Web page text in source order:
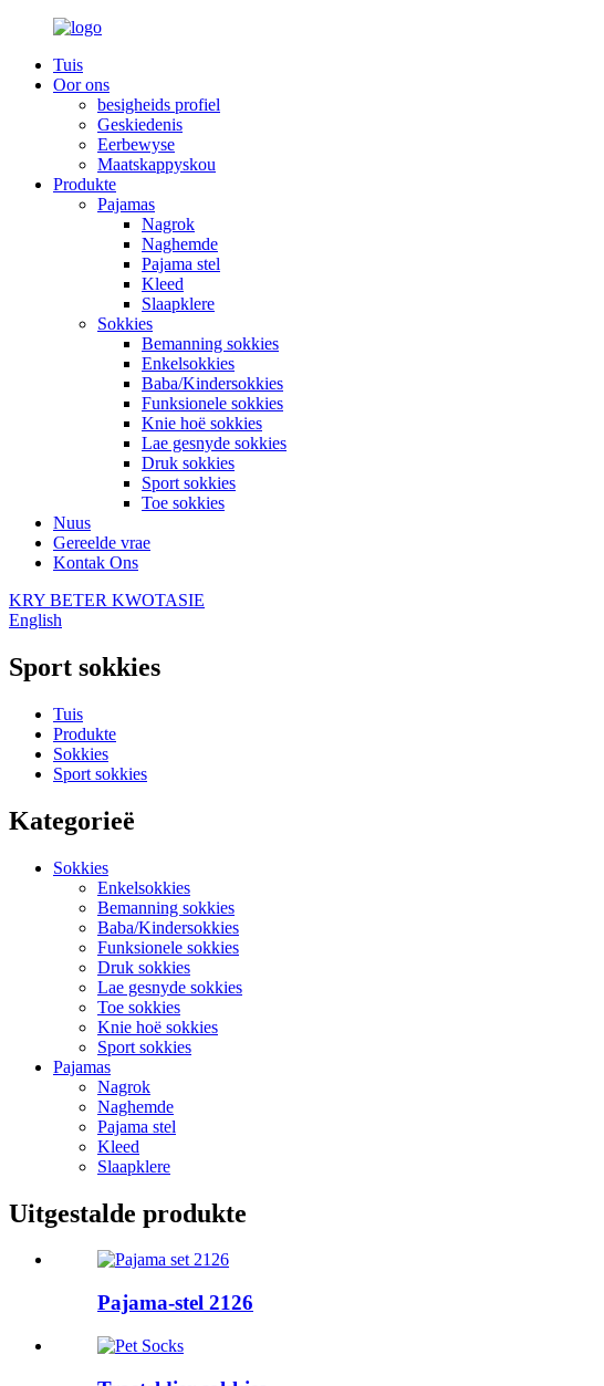
Tuis
Oor ons
besigheids profiel
Geskiedenis
Eerbewyse
Maatskappyskou
Produkte
Pajamas
Nagrok
Naghemde
Pajama stel
Kleed
Slaapklere
Sokkies
Bemanning sokkies
Enkelsokkies
Baba/Kindersokkies
Funksionele sokkies
Knie hoë sokkies
Lae gesnyde sokkies
Druk sokkies
Sport sokkies
Toe sokkies
Nuus
Gereelde vrae
Kontak Ons
KRY BETER KWOTASIE
English
Sport sokkies
Tuis
Produkte
Sokkies
Sport sokkies
Kategorieë
Sokkies
Enkelsokkies
Bemanning sokkies
Baba/Kindersokkies
Funksionele sokkies
Druk sokkies
Lae gesnyde sokkies
Toe sokkies
Knie hoë sokkies
Sport sokkies
Pajamas
Nagrok
Naghemde
Pajama stel
Kleed
Slaapklere
Uitgestalde produkte
Pajama-stel 2126